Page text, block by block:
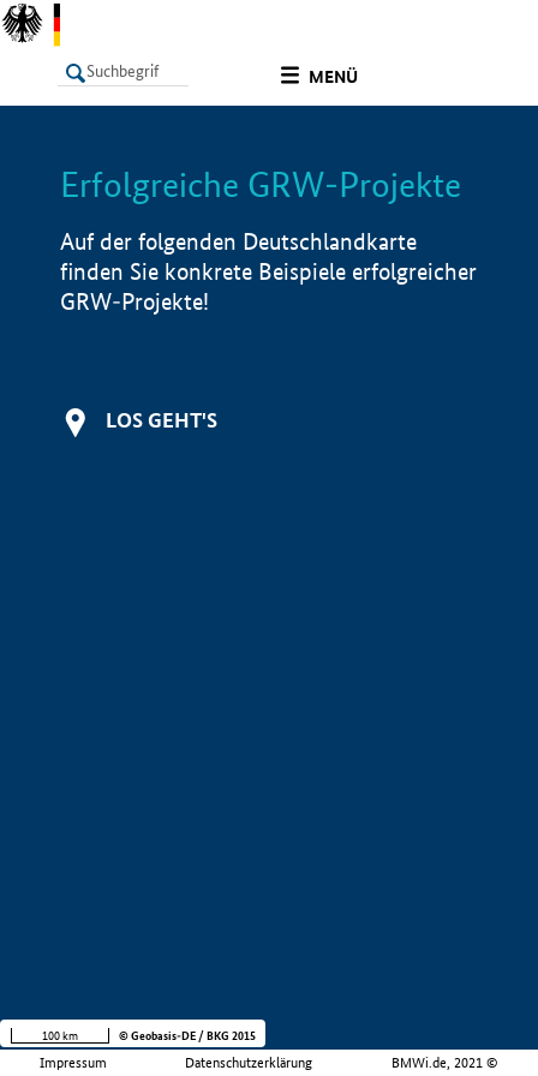
MENÜ
LISTE Info
Erfolgreiche GRW-Projekte
Auf der folgenden Deutschlandkarte
finden Sie konkrete Beispiele erfolgreicher
GRW-Projekte!
LOS GEHT'S
Impressum Datenschutzerklärung BMWi.de, 2021 ©
100 km © Geobasis-DE / BKG 2015